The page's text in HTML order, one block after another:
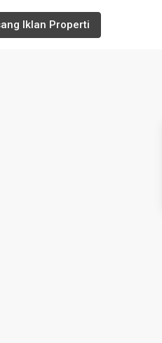
Iklan Properti